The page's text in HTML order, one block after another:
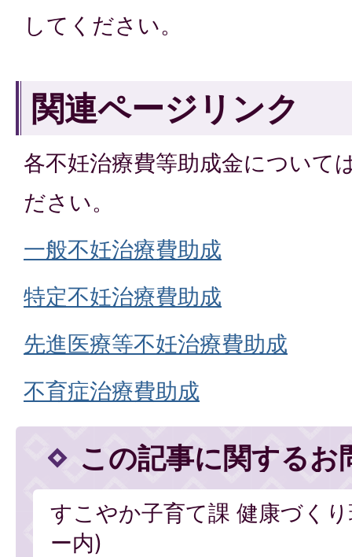
してください。
関連ページリンク
各不妊治療費等助成金について
ださい。
一般不妊治療費助成
特定不妊治療費助成
先進医療等不妊治療費助成
不育症治療費助成
この記事に関するお
すこやか子育て課 健康づく
ー内)